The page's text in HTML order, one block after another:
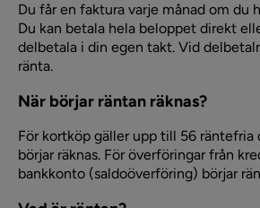
Du får en faktura varje månad om du
Du kan betala hela beloppet direkt
delbetala i din egen takt. Vid
ränta.
När börjar räntan räknas?
För kortköp gäller upp till 56 räntefria
börjar räknas. För överföringar från
bankkonto (saldoöverföring) börjar